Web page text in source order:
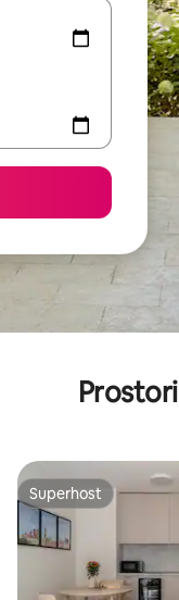
gosti”
Superhost
Superhost